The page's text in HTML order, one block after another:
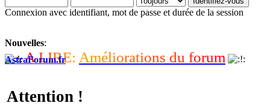
Connexion avec identifiant, mot de passe et durée de la session
Nouvelles:
A LIRE: Améliorations du forum
AstraForum.fr
Attention !